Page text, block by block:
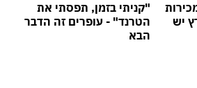
"קניתי בזמן, תפסתי את
הטרנד" - עופרים זה הדבר
הבא